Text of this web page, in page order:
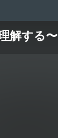
解する〜